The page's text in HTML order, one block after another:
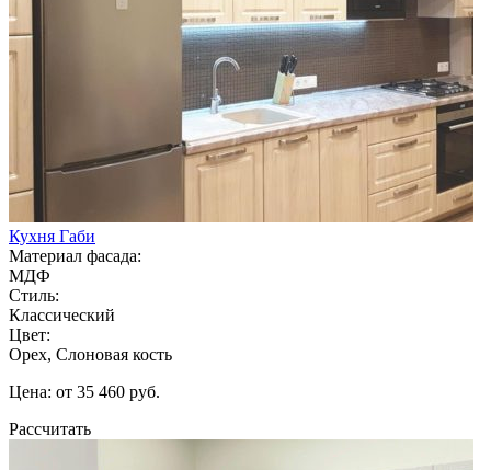
Кухня Габи
Материал фасада:
МДФ
Стиль:
Классический
Цвет:
Орех, Слоновая кость
Цена: от 35 460 руб.
Рассчитать